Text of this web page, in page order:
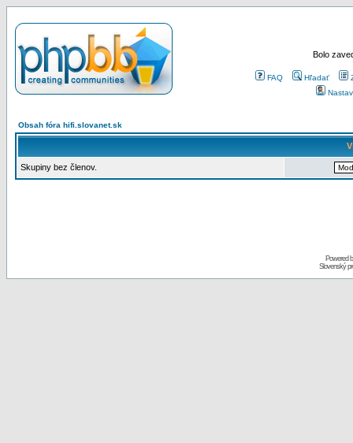
Bolo
FAQ Hľadať
Obsah fóra hifi.slovanet.sk
Skupiny bez členov.
Powered
Slovenský